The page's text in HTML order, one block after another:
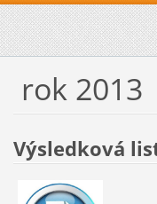
rok 2013
Výsledková